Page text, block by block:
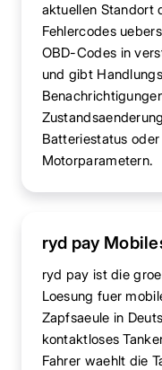
aktuellen Standort
Fehlercodes
OBD-Codes in
und gibt
Batteriestatus
Motorparametern.
ryd pay
ryd pay ist die
Loesung fuer
Zapfsaeule in
kontaktloses
Fahrer waehlt die